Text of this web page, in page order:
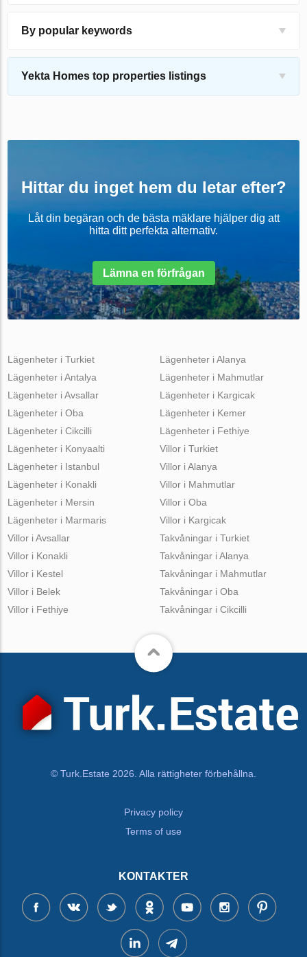
By popular keywords
Yekta Homes top properties listings
Hittar du inget hem du letar efter?
Låt din begäran och de bästa mäklare hjälper dig att
hitta ditt perfekta alternativ.
Lämna en förfrågan
Lägenheter i Turkiet
Lägenheter i Antalya
Lägenheter i Avsallar
Lägenheter i Oba
Lägenheter i Cikcilli
Lägenheter i Alanya
Lägenheter i Mahmutlar
Lägenheter i Kargicak
Lägenheter i Kemer
Lägenheter i Fethiye
Lägenheter i Konyaalti
Lägenheter i Istanbul
Lägenheter i Konakli
Lägenheter i Mersin
Lägenheter i Marmaris
Villor i Turkiet
Villor i Alanya
Villor i Mahmutlar
Villor i Oba
Villor i Kargicak
Villor i Avsallar
Villor i Konakli
Villor i Kestel
Villor i Belek
Villor i Fethiye
Takvåningar i Turkiet
Takvåningar i Alanya
Takvåningar i Mahmutlar
Takvåningar i Oba
Takvåningar i Cikcilli
© Turk.Estate 2026. Alla rättigheter förbehållna.
Privacy policy
Terms of use
KONTAKTER